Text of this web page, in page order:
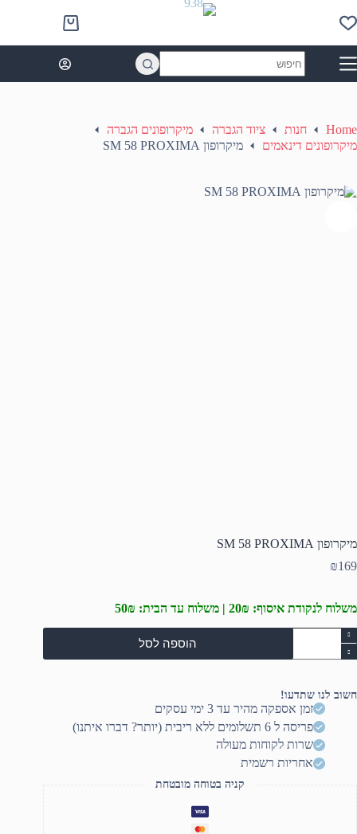
to
content
Shopping
cart
results
Home חנות ציוד הגברה
מיקרופונים הגברה
מיקרופונים דינאמים
מיקרופון SM 58 PROXIMA
מיקרופון SM 58 PROXIMA
₪169
משלוח לנקודת איסוף: 20₪ | משלוח עד הבית: 50₪
כמות
של
מיקרופון
PROXIMA
הוספה לסל
חשוב לנו שתדעו!
זמן אספקה מהיר עד 3 ימי עסקים
פריסה ל 6 תשלומים ללא ריבית (יותר? דברו איתנו)
שרות לקוחות מעולה
אחריות רשמית
קניה בטוחה מובטחת